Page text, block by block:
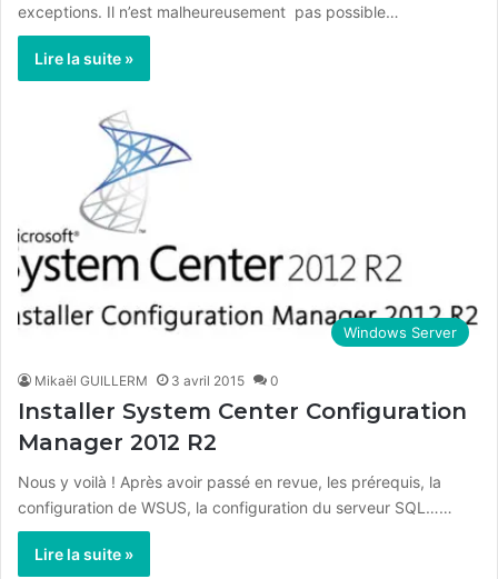
exceptions. Il n’est malheureusement pas possible…
Lire la suite »
Windows Server
Mikaël GUILLERM 3 avril 2015 0
Installer System Center Configuration
Manager 2012 R2
Nous y voilà ! Après avoir passé en revue, les prérequis, la
configuration de WSUS, la configuration du serveur SQL……
Lire la suite »